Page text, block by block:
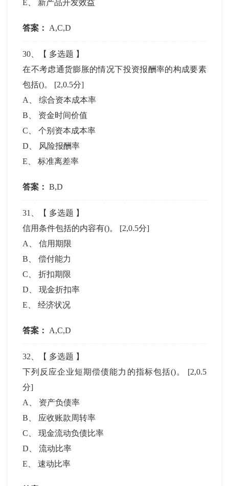
E
新产品开发效益
答案： A,C,D
30 、【 多选题 】
在不考虑通货膨胀的情况下投资报酬率的构成要素
包括()。 [2,0.5分]
A
、综合资本成本率
B
资金时间价值
C 、个别资本成本率
D
风险报酬率
E 、标准离差率
答案： B,D
31 、【 多选题 】
信用条件包括的内容有()。 [2,0.5分]
A
、信用期限
B 、偿付能力
C 、折扣期限
D 、现金折扣率
E 、经济状况
答案： A,C,D
32 、【 多选题 】
下列反应企业短期偿债能力的指标包括()。 [2,0.5
分]
A
资产负债率
B
应收账款周转率
C 、现金流动负债比率
D 、流动比率
E 、速动比率